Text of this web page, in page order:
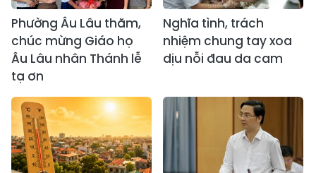
Phường Âu Lâu thăm,
chúc mừng Giáo họ
Âu Lâu nhân Thánh lễ
tạ ơn
Nghĩa tình, trách
nhiệm chung tay xoa
dịu nỗi đau da cam